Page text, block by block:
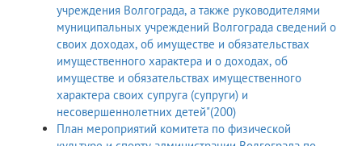
учреждения Волгограда, а также руководителями
муниципальных учреждений Волгограда сведений о
своих доходах, об имуществе и обязательствах
имущественного характера и о доходах, об
имуществе и обязательствах имущественного
характера своих супруга (супруги) и
несовершеннолетних детей"(200)
План мероприятий комитета по физической